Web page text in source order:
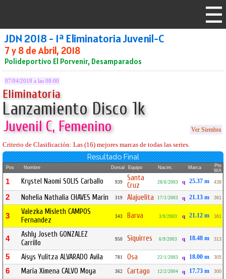
JDN 2018 - 1ª Eliminatoria Juvenil-C
7 y 8 de Abril, 2018
Polideportivo El Porvenir, Desamparados
07/04/2018 a las 08:00
Eliminatoria
Lanzamiento Disco 1k
Juvenil C, Femenino Ver Siembra
Criterio de Clasificación: Las (16) mejores marcas de todas las series.
Resultado Final
Pos Nombre Dorsal Equipo Nacim. Marca
Pts
WA
1 Krystel Naomi SOLIS Carballo 939
Santa
Cruz
28/6/2003 q 25.37 m 438
2 Nohelia Nathalia CHAVES Marin 319 Alajuelita 17/1/2003 q 21.13 m 361
3
Valezka Misleth CAMPOS
Fernandez
343 Barva 3/9/2003 q 21.12 m 361
4
Ashly Joseth GONZALEZ
Carrillo
950 Siquirres 6/9/2003 q 18.48 m 313
5 Aisys Yulitza ALVARADO Avila 781 Osa 22/1/2003 q 18.00 m 305
6 Maria Ximena CALVO Moya 362 Cartago 12/2/2004 q 17.73 m 300